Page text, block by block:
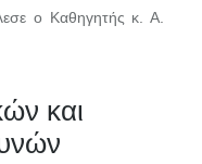
ο Καθηγητής κ. Α.
και